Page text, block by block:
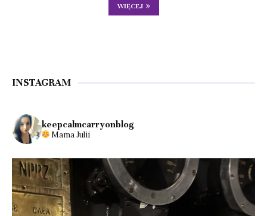
WIĘCEJ
INSTAGRAM
keepcalmcarryonblog
Mama Julii